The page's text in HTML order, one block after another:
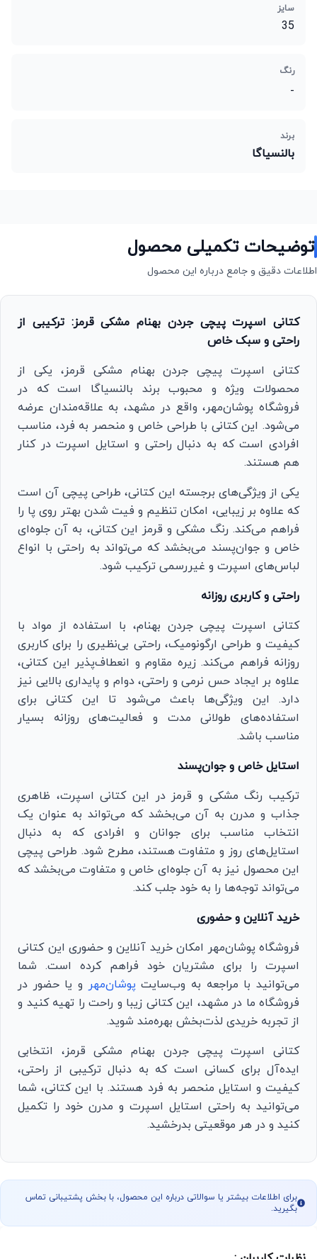
سایز
35
رنگ
-
برند
بالنسیاگا
توضیحات تکمیلی محصول
اطلاعات دقیق و جامع درباره این محصول
کتانی اسپرت پیچی جردن بهنام مشکی قرمز: ترکیبی از
راحتی و سبک خاص
کتانی اسپرت پیچی جردن بهنام مشکی قرمز، یکی از
محصولات ویژه و محبوب برند بالنسیاگا است که در
فروشگاه پوشان‌مهر، واقع در مشهد، به علاقه‌مندان عرضه
می‌شود. این کتانی با طراحی خاص و منحصر به فرد، مناسب
افرادی است که به دنبال راحتی و استایل اسپرت در کنار
هم هستند.
یکی از ویژگی‌های برجسته این کتانی، طراحی پیچی آن است
که علاوه بر زیبایی، امکان تنظیم و فیت شدن بهتر روی پا را
فراهم می‌کند. رنگ مشکی و قرمز این کتانی، به آن جلوه‌ای
خاص و جوان‌پسند می‌بخشد که می‌تواند به راحتی با انواع
لباس‌های اسپرت و غیررسمی ترکیب شود.
راحتی و کاربری روزانه
کتانی اسپرت پیچی جردن بهنام، با استفاده از مواد با
کیفیت و طراحی ارگونومیک، راحتی بی‌نظیری را برای کاربری
روزانه فراهم می‌کند. زیره مقاوم و انعطاف‌پذیر این کتانی،
علاوه بر ایجاد حس نرمی و راحتی، دوام و پایداری بالایی نیز
دارد. این ویژگی‌ها باعث می‌شود تا این کتانی برای
استفاده‌های طولانی مدت و فعالیت‌های روزانه بسیار
مناسب باشد.
استایل خاص و جوان‌پسند
ترکیب رنگ مشکی و قرمز در این کتانی اسپرت، ظاهری
جذاب و مدرن به آن می‌بخشد که می‌تواند به عنوان یک
انتخاب مناسب برای جوانان و افرادی که به دنبال
استایل‌های روز و متفاوت هستند، مطرح شود. طراحی پیچی
این محصول نیز به آن جلوه‌ای خاص و متفاوت می‌بخشد که
می‌تواند توجه‌ها را به خود جلب کند.
خرید آنلاین و حضوری
فروشگاه پوشان‌مهر امکان خرید آنلاین و حضوری این کتانی
اسپرت را برای مشتریان خود فراهم کرده است. شما
می‌توانید با مراجعه به وب‌سایتپوشان‌مهر و یا حضور در
فروشگاه ما در مشهد، این کتانی زیبا و راحت را تهیه کنید و
از تجربه خریدی لذت‌بخش بهره‌مند شوید.
کتانی اسپرت پیچی جردن بهنام مشکی قرمز، انتخابی
ایده‌آل برای کسانی است که به دنبال ترکیبی از راحتی،
کیفیت و استایل منحصر به فرد هستند. با این کتانی، شما
می‌توانید به راحتی استایل اسپرت و مدرن خود را تکمیل
کنید و در هر موقعیتی بدرخشید.
برای اطلاعات بیشتر یا سوالاتی درباره این محصول، با بخش پشتیبانی تماس
بگیرید.